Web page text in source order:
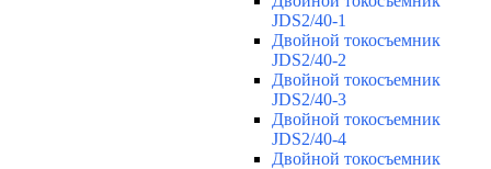
JDS2/40-1
Двойной токосъемник
JDS2/40-2
Двойной токосъемник
JDS2/40-3
Двойной токосъемник
JDS2/40-4
Двойной токосъемник